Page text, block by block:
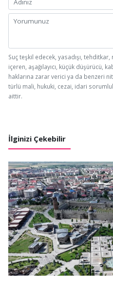
Suç teşkil edecek, yasadışı,
içeren, aşağılayıcı, küçük düşürücü,
haklarına zarar verici ya da benzeri
türlü mali, hukuki, cezai, idari
aittir.
İlginizi Çekebilir